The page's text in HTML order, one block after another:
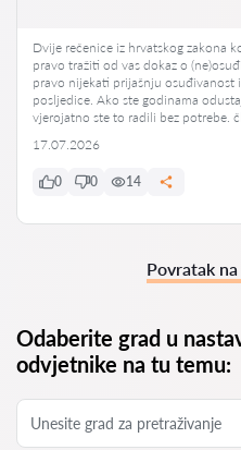
Dvije rečenice iz hrvatskog zakona
pravo tražiti od vas dokaz o
pravo nijekati prijašnju osuđivanost
posljedice. Ako ste godinama
vjerojatno ste to radili bez potrebe.
17.07.2026
0 0 14
Povratak
Odaberite grad u
odvjetnike na tu temu: